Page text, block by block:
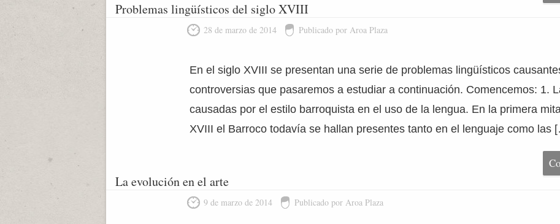
Problemas lingüísticos del siglo XVIII
28 de marzo de 2014 Publicado por Aroa Plaza
En el siglo XVIII se presentan una serie de problemas lingüísticos
controversias que pasaremos a estudiar a continuación. Comencemos: 1.
causadas por el estilo barroquista en el uso de la lengua. En la primera
XVIII el Barroco todavía se hallan presentes tanto en el lenguaje como las
La evolución en el arte
9 de marzo de 2014 Publicado por Aroa Plaza